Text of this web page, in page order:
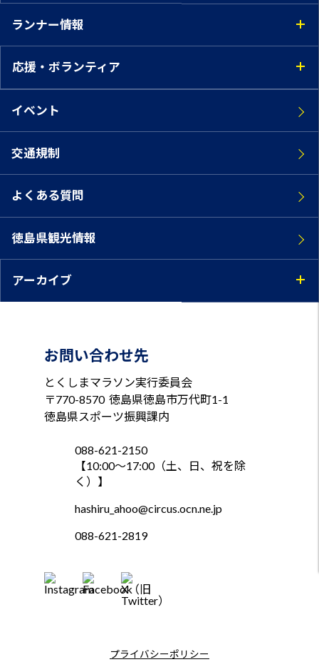
ランナー情報
応援・ボランティア
イベント
交通規制
よくある質問
徳島県観光情報
アーカイブ
お問い合わせ先
とくしまマラソン実行委員会
〒770-8570 徳島県徳島市万代町1-1
徳島県スポーツ振興課内
088-621-2150
【10:00～17:00（土、日、祝を除
く）】
hashiru_ahoo@circus.ocn.ne.jp
088-621-2819
プライバシーポリシー